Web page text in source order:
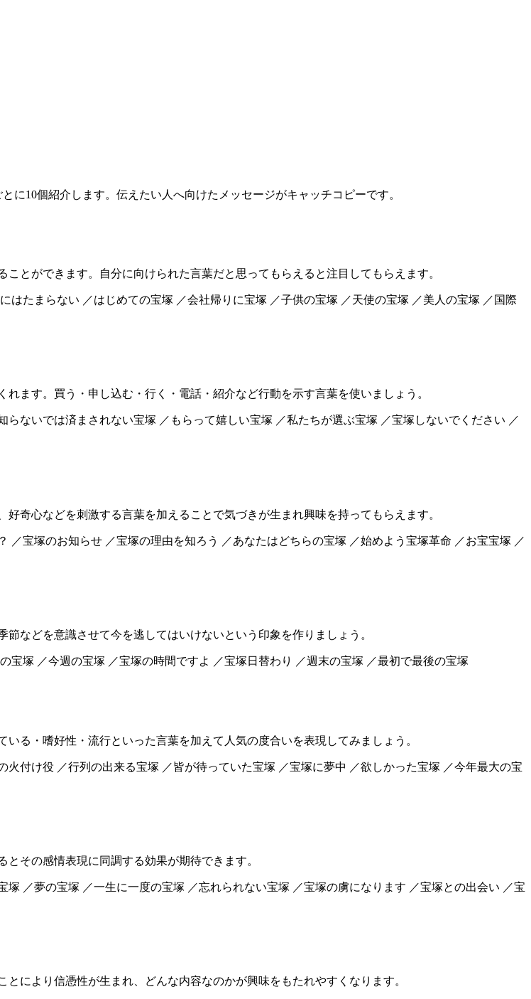
10個紹介します。伝えたい人へ向けたメッセージがキャッチコピーです。
とができます。自分に向けられた言葉だと思ってもらえると注目してもらえます。
たまらない ／はじめての宝塚 ／会社帰りに宝塚 ／子供の宝塚 ／天使の宝塚 ／美人の宝塚 ／国際
ます。買う・申し込む・行く・電話・紹介など行動を示す言葉を使いましょう。
ないでは済まされない宝塚 ／もらって嬉しい宝塚 ／私たちが選ぶ宝塚 ／宝塚しないでください ／
奇心などを刺激する言葉を加えることで気づきが生まれ興味を持ってもらえます。
宝塚のお知らせ ／宝塚の理由を知ろう ／あなたはどちらの宝塚 ／始めよう宝塚革命 ／お宝宝塚 ／
などを意識させて今を逃してはいけないという印象を作りましょう。
塚 ／今週の宝塚 ／宝塚の時間ですよ ／宝塚日替わり ／週末の宝塚 ／最初で最後の宝塚
る・嗜好性・流行といった言葉を加えて人気の度合いを表現してみましょう。
付け役 ／行列の出来る宝塚 ／皆が待っていた宝塚 ／宝塚に夢中 ／欲しかった宝塚 ／今年最大の宝
その感情表現に同調する効果が期待できます。
／夢の宝塚 ／一生に一度の宝塚 ／忘れられない宝塚 ／宝塚の虜になります ／宝塚との出会い ／宝
により信憑性が生まれ、どんな内容なのかが興味をもたれやすくなります。